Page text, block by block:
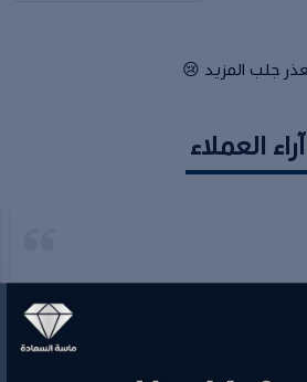
جلب المزيد 😢
آراء العملاء
Mohammed